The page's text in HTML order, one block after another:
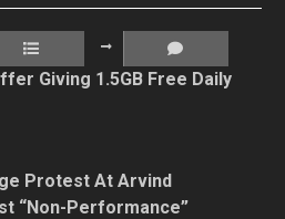
Giving 1.5GB Free Daily
Protest At Arvind
“Non-Performance”